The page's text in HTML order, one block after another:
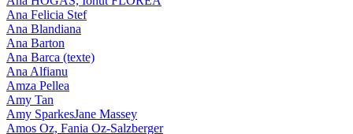
Ana Felicia Stef
Ana Blandiana
Ana Barton
Ana Barca (texte)
Ana Alfianu
Amza Pellea
Amy Tan
Amy SparkesJane Massey
Amos Oz, Fania Oz-Salzberger